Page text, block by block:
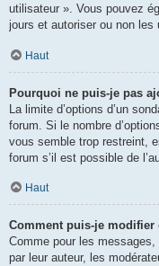
utilisateur ». Vous pouvez
jours et autoriser ou non les
Haut
Pourquoi ne puis-je pas
La limite d’options d’un
forum. Si le nombre
vous semble trop restreint,
forum s’il est possible de
Haut
Comment puis-je
Comme pour les
par leur auteur, les